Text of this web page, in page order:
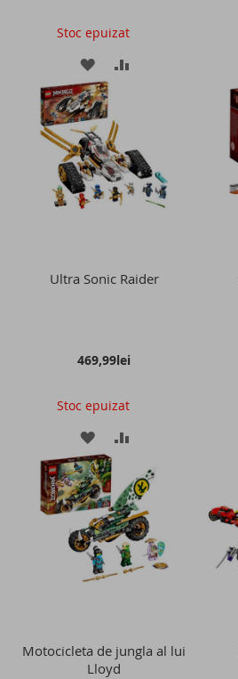
Stoc epuizat
ADAUGATI
LA
LISTA
DE
DORINTE
ADAUGATI
Ultra Sonic Raider
469,99lei
Stoc epuizat
ADAUGATI
LA
LISTA
DE
DORINTE
ADAUGATI
PENTRU
COMPARARE
Motocicleta de jungla al lui
Lloyd